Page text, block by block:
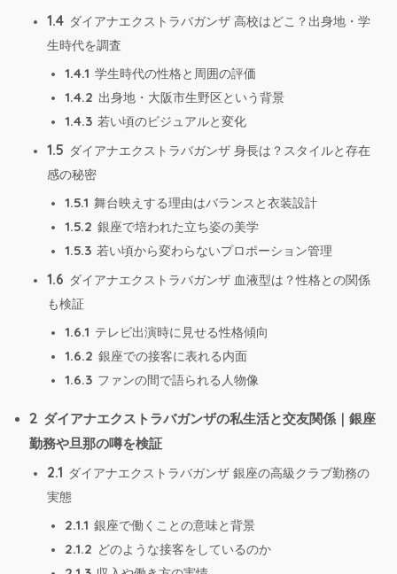
1.4 ダイアナエクストラバガンザ 高校はどこ？出身地・学
生時代を調査
1.4.1 学生時代の性格と周囲の評価
1.4.2 出身地・大阪市生野区という背景
1.4.3 若い頃のビジュアルと変化
1.5 ダイアナエクストラバガンザ 身長は？スタイルと存在
感の秘密
1.5.1 舞台映えする理由はバランスと衣装設計
1.5.2 銀座で培われた立ち姿の美学
1.5.3 若い頃から変わらないプロポーション管理
1.6 ダイアナエクストラバガンザ 血液型は？性格との関係
も検証
1.6.1 テレビ出演時に見せる性格傾向
1.6.2 銀座での接客に表れる内面
1.6.3 ファンの間で語られる人物像
2 ダイアナエクストラバガンザの私生活と交友関係｜銀座
勤務や旦那の噂を検証
2.1 ダイアナエクストラバガンザ 銀座の高級クラブ勤務の
実態
2.1.1 銀座で働くことの意味と背景
2.1.2 どのような接客をしているのか